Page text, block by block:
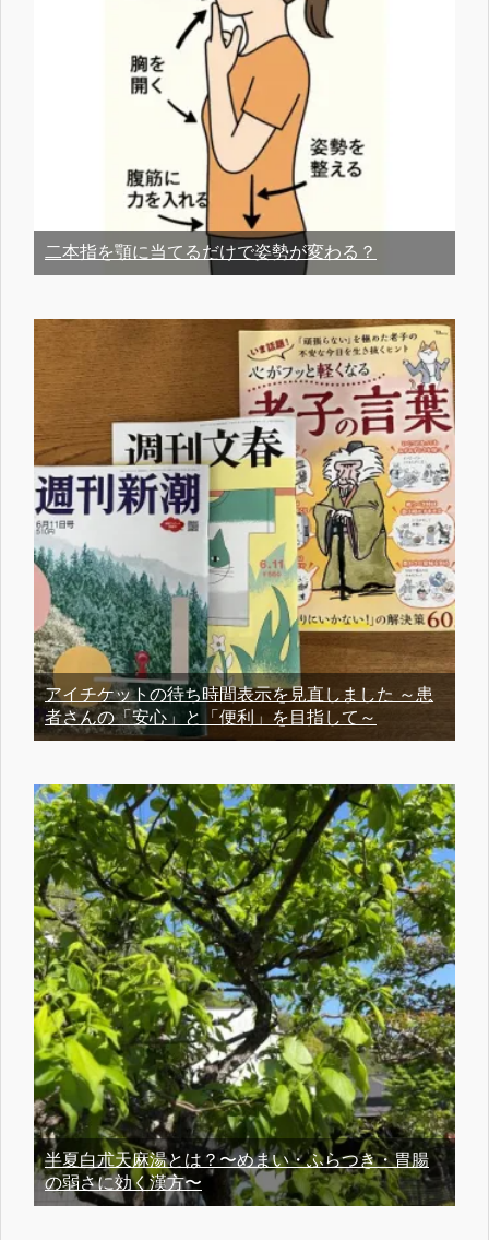
二本指を顎に当てるだけで姿勢が変わる？
アイチケットの待ち時間表示を見直しました ～患
者さんの「安心」と「便利」を目指して～
半夏白朮天麻湯とは？〜めまい・ふらつき・胃腸
の弱さに効く漢方〜